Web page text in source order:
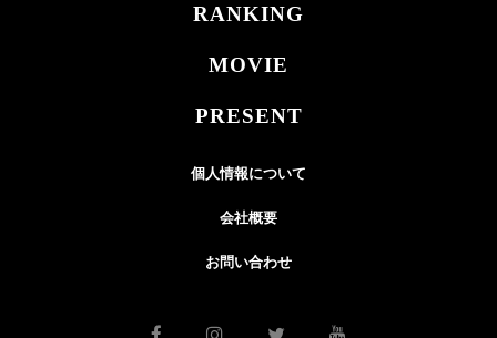
RANKING
MOVIE
PRESENT
個人情報について
会社概要
お問い合わせ